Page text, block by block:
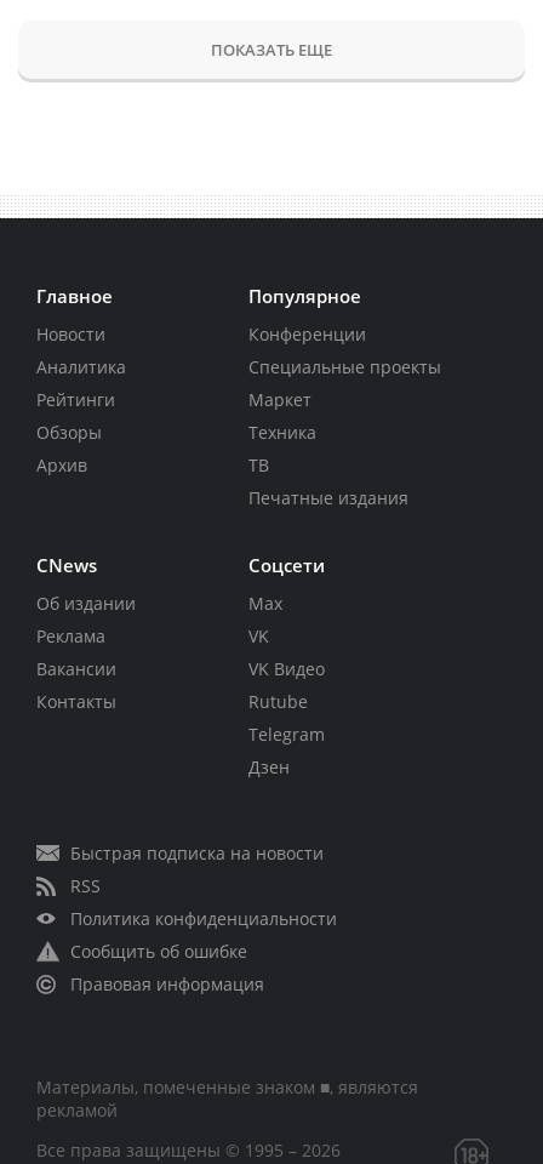
ПОКАЗАТЬ ЕЩЕ
Главное
Новости
Аналитика
Рейтинги
Обзоры
Архив
Популярное
Конференции
Специальные проекты
Маркет
Техника
ТВ
Печатные издания
CNews
Об издании
Реклама
Вакансии
Контакты
Соцсети
Max
VK
VK Видео
Rutube
Telegram
Дзен
Быстрая подписка на новости
RSS
Политика конфиденциальности
Сообщить об ошибке
Правовая информация
Материалы, помеченные знаком ■, являются
рекламой
Все права защищены © 1995 – 2026